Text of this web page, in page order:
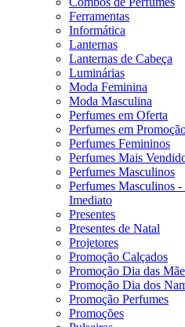
Ferramentas
Informática
Lanternas
Lanternas de Cabeça
Luminárias
Moda Feminina
Moda Masculina
Perfumes em Oferta
Perfumes em
Perfumes Femininos
Perfumes Mais
Perfumes Masculinos
Perfumes Masculinos
Imediato
Presentes
Presentes de Natal
Projetores
Promoção Calçados
Promoção Dia das
Promoção Dia dos
Promoção Perfumes
Promoções